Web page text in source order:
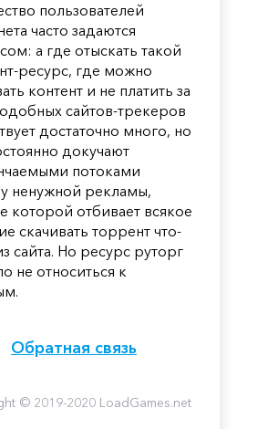
пользователей
часто задаются
а где отыскать такой
ресурс, где можно
контент и не платить за
сайтов-трекеров
достаточно много, но
докучают
потоками
ненужной рекламы,
которой отбивает всякое
скачивать торрент что-
сайта. Но ресурс руторг
не относиться к
Обратная связь
© 2019-2020 LoadGames.net